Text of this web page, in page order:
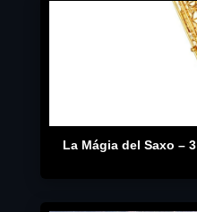
La Mágia del Saxo – 3